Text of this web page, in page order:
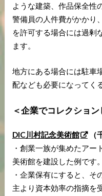
ような建築、作品保全性
警備員の人件費がかかり
を許可する場合には過剰
ます。
地方にある場合には駐車
配なども必要になってく
＜企業でコレクショ
DIC川村記念美術館
・創業一族が集めたアー
美術館を建設した例です。
・企業保有にすると、
主より資本効率の指摘を